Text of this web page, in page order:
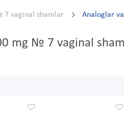
7 vaginal shamlar Analoglar
mg № 7 vaginal